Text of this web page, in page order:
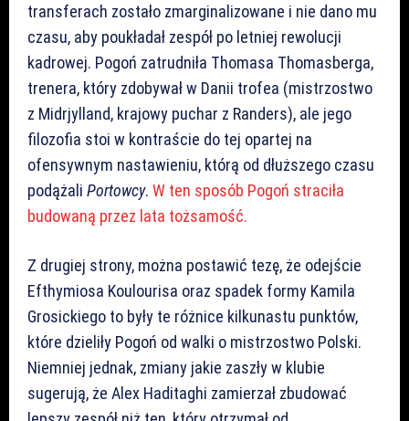
transferach zostało zmarginalizowane i nie dano mu
czasu, aby poukładał zespół po letniej rewolucji
kadrowej. Pogoń zatrudniła Thomasa Thomasberga,
trenera, który zdobywał w Danii trofea (mistrzostwo
z Midrjylland, krajowy puchar z Randers), ale jego
filozofia stoi w kontraście do tej opartej na
ofensywnym nastawieniu, którą od dłuższego czasu
podążali Portowcy. W ten sposób Pogoń straciła
budowaną przez lata tożsamość.
Z drugiej strony, można postawić tezę, że odejście
Efthymiosa Koulourisa oraz spadek formy Kamila
Grosickiego to były te różnice kilkunastu punktów,
które dzieliły Pogoń od walki o mistrzostwo Polski.
Niemniej jednak, zmiany jakie zaszły w klubie
sugerują, że Alex Haditaghi zamierzał zbudować